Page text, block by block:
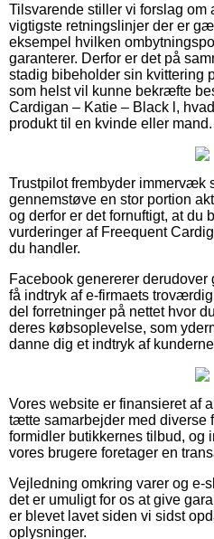
Tilsvarende stiller vi forslag om
vigtigste retningslinjer der er
eksempel hvilken
garanterer. Derfor er det på
stadig bibeholder sin kvittering
som helst vil kunne bekræfte
Cardigan – Katie – Black l,
produkt til en kvinde eller mand.
Trustpilot frembyder immervæk
gennemstøve en stor portion
og derfor er det fornuftigt, at du
vurderinger af Freequent
du handler.
Facebook genererer
få indtryk af e-firmaets
del forretninger på nettet hvor
deres købsoplevelse, som
danne dig et indtryk af
Vores website er finansieret af
tætte samarbejder med diverse
formidler butikkernes tilbud, og
vores brugere foretager en
Vejledning omkring varer og e-
det er umuligt for os at give
er blevet lavet siden vi sidst
oplysninger.